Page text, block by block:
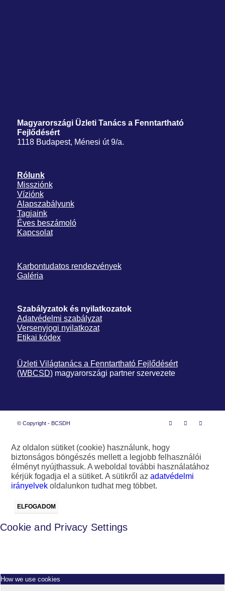
Magyarországi Üzleti Tanács a Fenntartható
Fejlődésért
1118 Budapest, Ménesi út 9/a.
Rólunk
Missziónk
Víziónk
Alapszabályunk
Tagjaink
Éves beszámoló
Kapcsolat
Karbontudatos rendezvények
Galéria
Szabályzatok és nyilatkozatok
Adatvédelmi szabályzat
Versenyjogi nyilatkozat
Etikai kódex
Üzleti Világtanács a Fenntartható Fejlődésért
(WBCSD)magyarországi partner szervezete
© Copyright - BCSDH
Az oldalon sütiket (cookie) használunk, hogy
biztonságos böngészés mellett a legjobb felhasználói
élményt nyújthassuk. A weboldal további használatához
kérjük fogadja el a sütiket. A sütikről azadatvédelmi
irányelvek oldalunkon tudhat meg többet.
ELFOGADOM
Cookie and Privacy Settings
How we use cookies